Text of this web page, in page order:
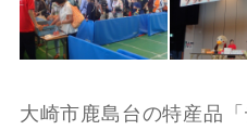
大崎市鹿島台の特産品